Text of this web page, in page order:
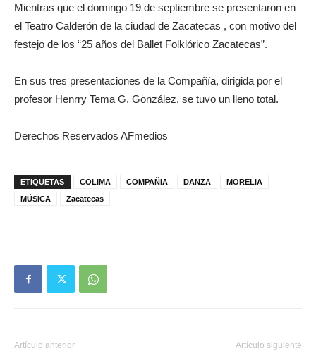
Mientras que el domingo 19 de septiembre se presentaron en
el Teatro Calderón de la ciudad de Zacatecas , con motivo del
festejo de los “25 años del Ballet Folklórico Zacatecas”.
En sus tres presentaciones de la Compañía, dirigida por el
profesor Henrry Tema G. González, se tuvo un lleno total.
Derechos Reservados AFmedios
ETIQUETAS COLIMA COMPAÑIA DANZA
MORELIA
MÚSICA
Zacatecas
Artículo anterior Artículo siguiente